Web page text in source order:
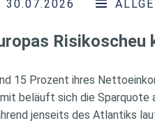
30.07.2026
15 Prozent ihres
beläuft sich die Sparquote
jenseits des Atlantiks